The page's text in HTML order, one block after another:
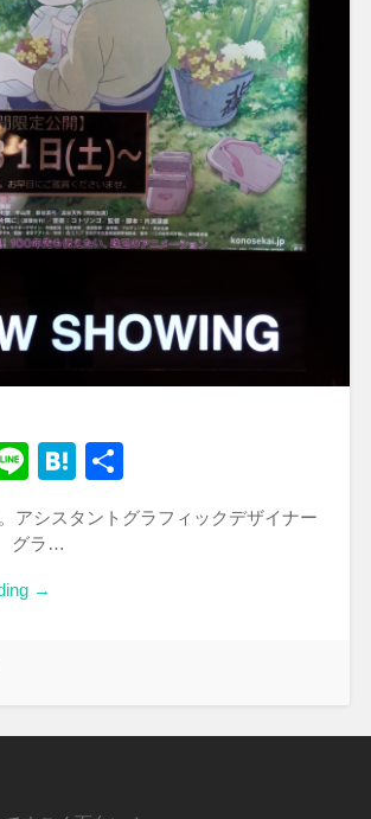
LineHatena
有
アシスタントグラフィックデザイナー
グラ…
→